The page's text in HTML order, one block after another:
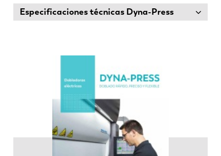
Especificaciones técnicas Dyna-Press
EN NL